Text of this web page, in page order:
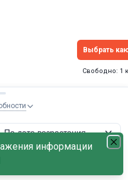
По дате возрастания
Москва
Выбрать
Свободно: 1
информации